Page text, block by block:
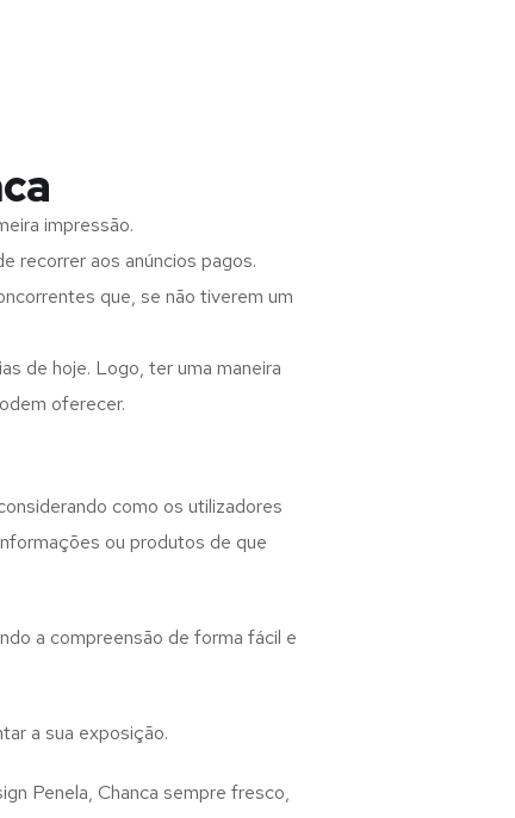
impressão.
recorrer aos anúncios pagos.
que, se não tiverem um
de hoje. Logo, ter uma maneira
oferecer.
como os utilizadores
ou produtos de que
a compreensão de forma fácil e
a sua exposição.
Penela, Chanca sempre fresco,